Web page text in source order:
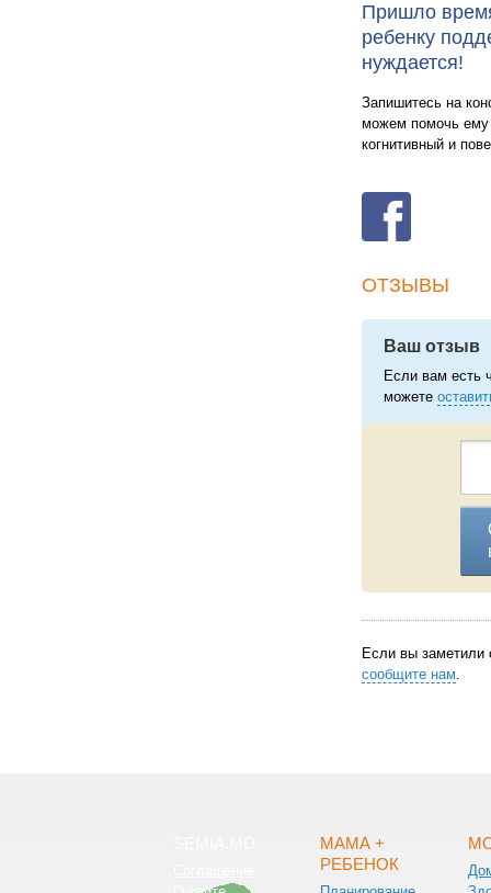
Пришло
ребенку
нуждается!
Запишитесь на
можем помочь ему
когнитивный и
ОТЗЫВЫ
Ваш отзыв
Если вам есть
можете
Если вы заметили
сообщите нам.
МАМА +
РЕБЕНОК